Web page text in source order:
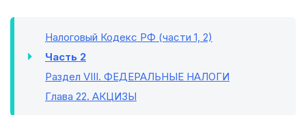
Налоговый Кодекс РФ (части 1, 2)
Часть 2
Раздел VIII. ФЕДЕРАЛЬНЫЕ НАЛОГИ
Глава 22. АКЦИЗЫ